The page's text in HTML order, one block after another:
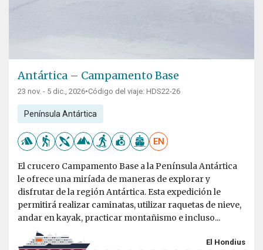
Antártica – Campamento Base
23 nov. - 5 dic., 2026•Código del viaje: HDS22-26
Península Antártica
EN
El crucero Campamento Base a la Península Antártica
le ofrece una miríada de maneras de explorar y
disfrutar de la región Antártica. Esta expedición le
permitirá realizar caminatas, utilizar raquetas de nieve,
andar en kayak, practicar montañismo e incluso...
El Hondius